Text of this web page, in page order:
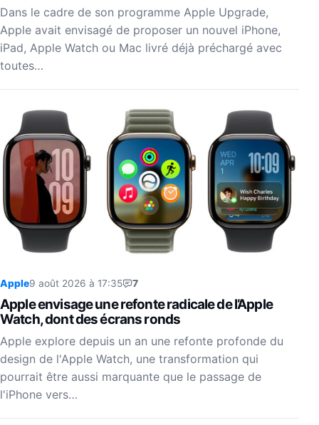
Dans le cadre de son programme Apple Upgrade,
Apple avait envisagé de proposer un nouvel iPhone,
iPad, Apple Watch ou Mac livré déjà préchargé avec
toutes…
Apple9 août 2026 à 17:35 7
Apple envisage une refonte radicale de l’Apple
Watch, dont des écrans ronds
Apple explore depuis un an une refonte profonde du
design de l'Apple Watch, une transformation qui
pourrait être aussi marquante que le passage de
l'iPhone vers…